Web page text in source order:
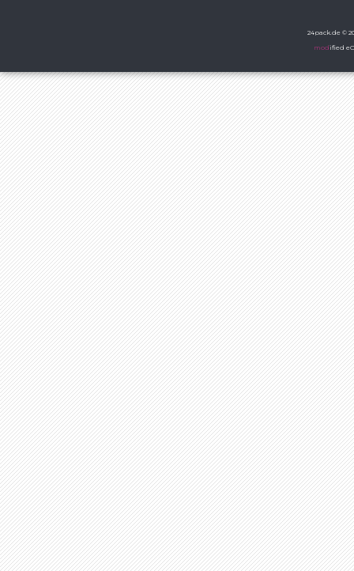
24pack.de ©
modified